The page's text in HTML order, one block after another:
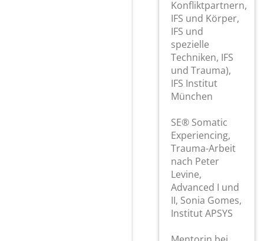
Konfliktpartnern,
IFS und Körper,
IFS und
spezielle
Techniken, IFS
und Trauma),
IFS Institut
München
SE® Somatic
Experiencing,
Trauma-Arbeit
nach Peter
Levine,
Advanced I und
II, Sonia Gomes,
Institut APSYS